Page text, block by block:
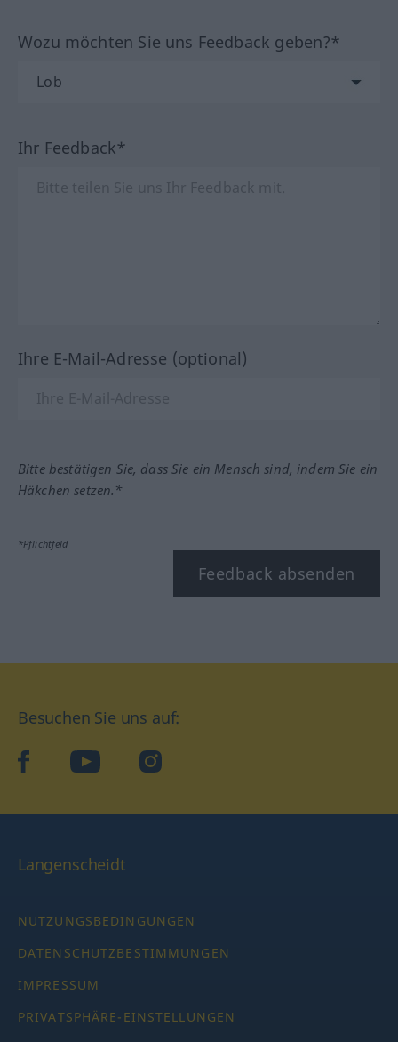
Wozu möchten Sie uns Feedback geben?*
Ihr Feedback*
Ihre E-Mail-Adresse (optional)
Bitte bestätigen Sie, dass Sie ein Mensch sind, indem Sie ein
Häkchen setzen.*
*Pflichtfeld
Feedback absenden
Besuchen Sie uns auf:
facebookYouTube Instagram
Langenscheidt
NUTZUNGSBEDINGUNGEN
DATENSCHUTZBESTIMMUNGEN
IMPRESSUM
PRIVATSPHÄRE-EINSTELLUNGEN